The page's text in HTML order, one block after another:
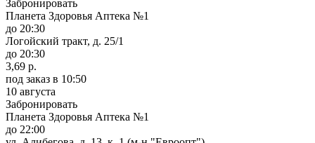
Забронировать
Планета Здоровья Аптека №1
до 20:30
Логойский тракт, д. 25/1
до 20:30
3,69 р.
под заказ в 10:50
10 августа
Забронировать
Планета Здоровья Аптека №1
до 22:00